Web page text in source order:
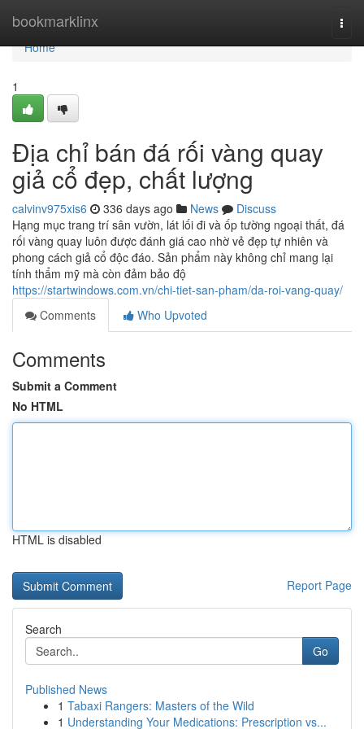
bookmarklinx
Home
Home
1
Địa chỉ bán đá rối vàng quay
giả cổ đẹp, chất lượng
calvinv975xis6 336 days ago News
Discuss
Hạng mục trang trí sân vườn, lát lối đi và ốp tường ngoại thất, đá
rối vàng quay luôn được đánh giá cao nhờ vẻ đẹp tự nhiên và
phong cách giả cổ độc đáo. Sản phẩm này không chỉ mang lại
tính thẩm mỹ mà còn đảm bảo độ
https://startwindows.com.vn/chi-tiet-san-pham/da-roi-vang-quay/
Comments
Who Upvoted
Comments
Submit a Comment
No HTML
HTML is disabled
Report Page
Search
Go
Published News
1 Tabaxi Rangers: Masters of the Wild
1 Understanding Your Medications: Prescription vs...